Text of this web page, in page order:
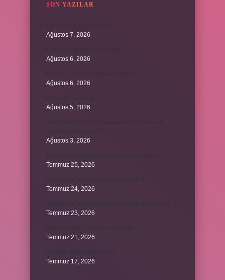
SON YAZILAR
Ağustos 7, 2026
Ağustos 6, 2026
Ağustos 6, 2026
Ağustos 5, 2026
Ağustos 3, 2026
Temmuz 25, 2026
Temmuz 24, 2026
Temmuz 23, 2026
Temmuz 21, 2026
Temmuz 17, 2026